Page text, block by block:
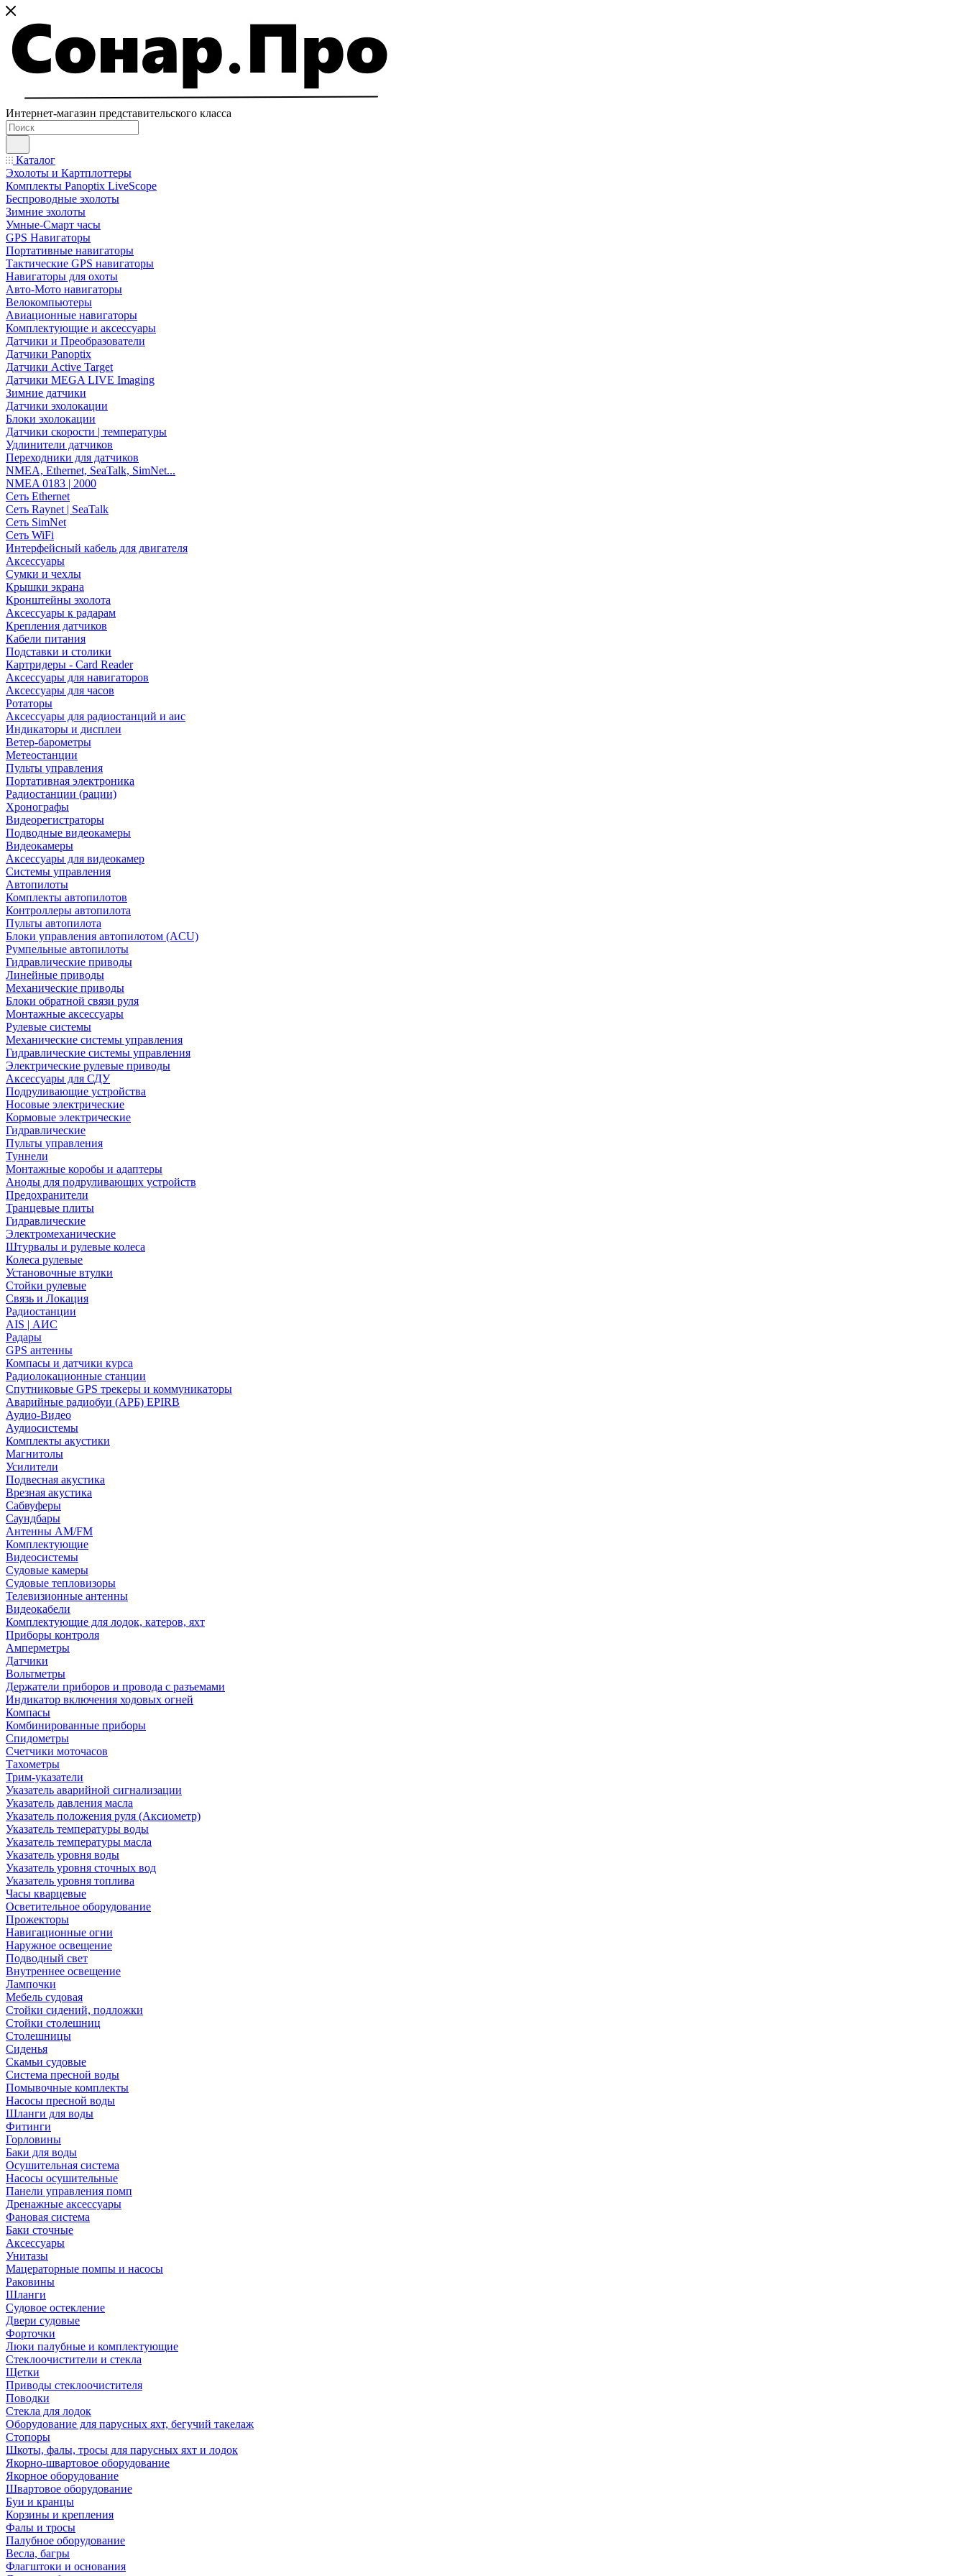
Интернет-магазин представительского класса
Каталог
Эхолоты и Картплоттеры
Комплекты Panoptix LiveScope
Беспроводные эхолоты
Зимние эхолоты
Умные-Смарт часы
GPS Навигаторы
Портативные навигаторы
Тактические GPS навигаторы
Навигаторы для охоты
Авто-Мото навигаторы
Велокомпьютеры
Авиационные навигаторы
Комплектующие и аксессуары
Датчики и Преобразователи
Датчики Panoptix
Датчики Active Target
Датчики MEGA LIVE Imaging
Зимние датчики
Датчики эхолокации
Блоки эхолокации
Датчики скорости | температуры
Удлинители датчиков
Переходники для датчиков
NMEA, Ethernet, SeaTalk, SimNet...
NMEA 0183 | 2000
Сеть Ethernet
Сеть Raynet | SeaTalk
Сеть SimNet
Сеть WiFi
Интерфейсный кабель для двигателя
Аксессуары
Сумки и чехлы
Крышки экрана
Кронштейны эхолота
Аксессуары к радарам
Крепления датчиков
Кабели питания
Подставки и столики
Картридеры - Card Reader
Аксессуары для навигаторов
Аксессуары для часов
Ротаторы
Аксессуары для радиостанций и аис
Индикаторы и дисплеи
Ветер-барометры
Метеостанции
Пульты управления
Портативная электроника
Радиостанции (рации)
Хронографы
Видеорегистраторы
Подводные видеокамеры
Видеокамеры
Аксессуары для видеокамер
Системы управления
Автопилоты
Комплекты автопилотов
Контроллеры автопилота
Пульты автопилота
Блоки управления автопилотом (ACU)
Румпельные автопилоты
Гидравлические приводы
Линейные приводы
Механические приводы
Блоки обратной связи руля
Монтажные аксессуары
Рулевые системы
Механические системы управления
Гидравлические системы управления
Электрические рулевые приводы
Аксессуары для СДУ
Подруливающие устройства
Носовые электрические
Кормовые электрические
Гидравлические
Пульты управления
Туннели
Монтажные коробы и адаптеры
Аноды для подруливающих устройств
Предохранители
Транцевые плиты
Гидравлические
Электромеханические
Штурвалы и рулевые колеса
Колеса рулевые
Установочные втулки
Стойки рулевые
Связь и Локация
Радиостанции
AIS | АИС
Радары
GPS антенны
Компасы и датчики курса
Радиолокационные станции
Спутниковые GPS трекеры и коммуникаторы
Аварийные радиобуи (АРБ) EPIRB
Аудио-Видео
Аудиосистемы
Комплекты акустики
Магнитолы
Усилители
Подвесная акустика
Врезная акустика
Сабвуферы
Саундбары
Антенны AM/FM
Комплектующие
Видеосистемы
Судовые камеры
Cудовые тепловизоры
Телевизионные антенны
Видеокабели
Комплектующие для лодок, катеров, яхт
Приборы контроля
Амперметры
Датчики
Вольтметры
Держатели приборов и провода с разъемами
Индикатор включения ходовых огней
Компасы
Комбинированные приборы
Спидометры
Счетчики моточасов
Тахометры
Трим-указатели
Указатель аварийной сигнализации
Указатель давления масла
Указатель положения руля (Аксиометр)
Указатель температуры воды
Указатель температуры масла
Указатель уровня воды
Указатель уровня сточных вод
Указатель уровня топлива
Часы кварцевые
Осветительное оборудование
Прожекторы
Навигационные огни
Наружное освещение
Подводный свет
Внутреннее освещение
Лампочки
Мебель судовая
Стойки сидений, подложки
Стойки столешниц
Столешницы
Сиденья
Скамьи судовые
Система пресной воды
Помывочные комплекты
Насосы пресной воды
Шланги для воды
Фитинги
Горловины
Баки для воды
Осушительная система
Насосы осушительные
Панели управления помп
Дренажные аксессуары
Фановая система
Баки сточные
Аксессуары
Унитазы
Мацераторные помпы и насосы
Раковины
Шланги
Судовое остекление
Двери судовые
Форточки
Люки палубные и комплектующие
Стеклоочистители и стекла
Щетки
Приводы стеклоочистителя
Поводки
Стекла для лодок
Оборудование для парусных яхт, бегучий такелаж
Стопоры
Шкоты, фалы, тросы для парусных яхт и лодок
Якорно-швартовое оборудование
Якорное оборудование
Швартовое оборудование
Буи и кранцы
Корзины и крепления
Фалы и тросы
Палубное оборудование
Весла, багры
Флагштоки и основания